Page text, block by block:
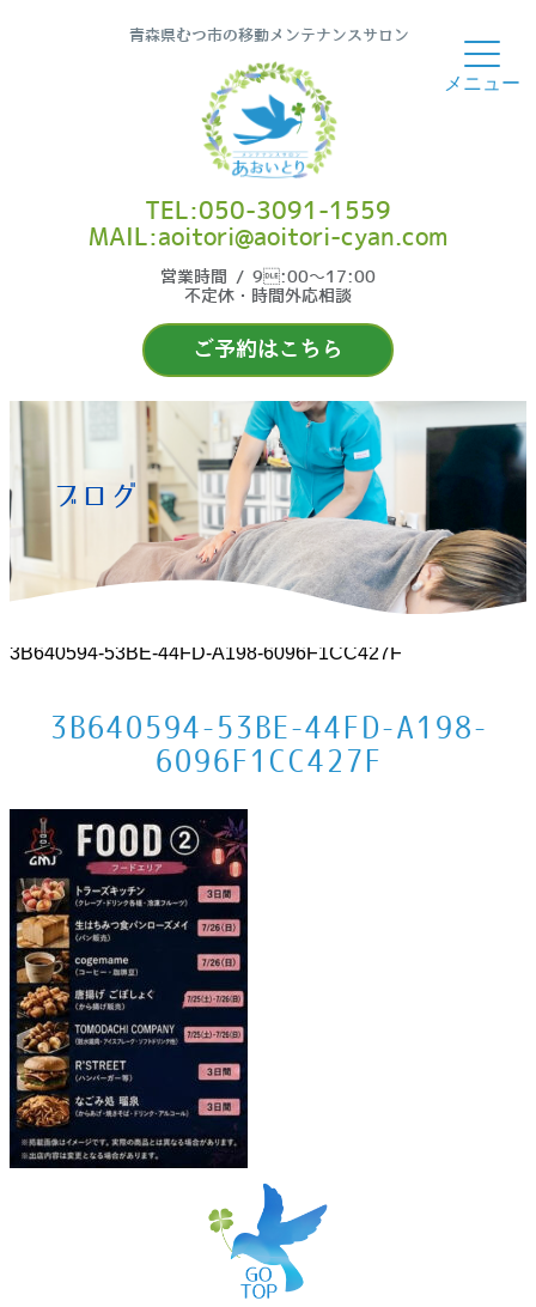
青森県むつ市の移動メンテナンスサロン
ご予約はこちら
TEL:050-3091-1559
MAIL:aoitori@aoitori-cyan.com
営業時間 / 9:00〜17:00
不定休・時間外応相談
ブログ
3B640594-53BE-44FD-A198-6096F1CC427F
3B640594-53BE-44FD-A198-
6096F1CC427F